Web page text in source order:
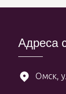
Адреса
Омск,